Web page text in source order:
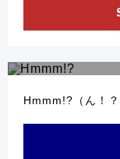
Hmmm!?（ん！